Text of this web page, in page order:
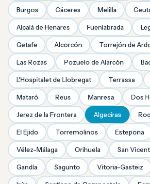
Burgos Cáceres Melilla
Alcalá de Henares Fuenlabrada
Getafe Alcorcón Torrejón de
Las Rozas Pozuelo de Alarcón
L'Hospitalet de Llobregat Terrassa
Mataró Reus Manresa Dos
Jerez de la Frontera Algeciras
El Ejido Torremolinos Estepona
Vélez-Málaga Orihuela San
Gandía Sagunto Vitoria-Gasteiz